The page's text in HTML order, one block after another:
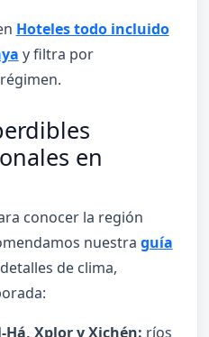
Hoteles todo incluido
y filtra por
en
conocer la región
nuestra guía
de clima,
Há, Xplor y Xichén: ríos